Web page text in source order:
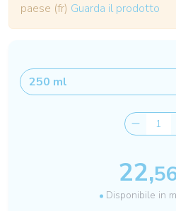
paese (fr) Guarda il prodotto
22,
Disponibile in